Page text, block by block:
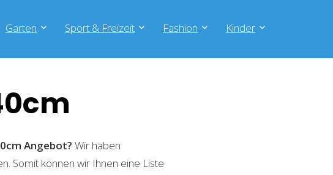
Garten Sport & Freizeit Fashion Kinder
Angebot? Wir haben
Somit können wir Ihnen eine Liste